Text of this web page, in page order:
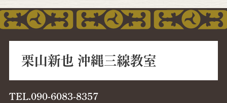
栗山新也 沖縄三線教室
TEL.090-6083-8357